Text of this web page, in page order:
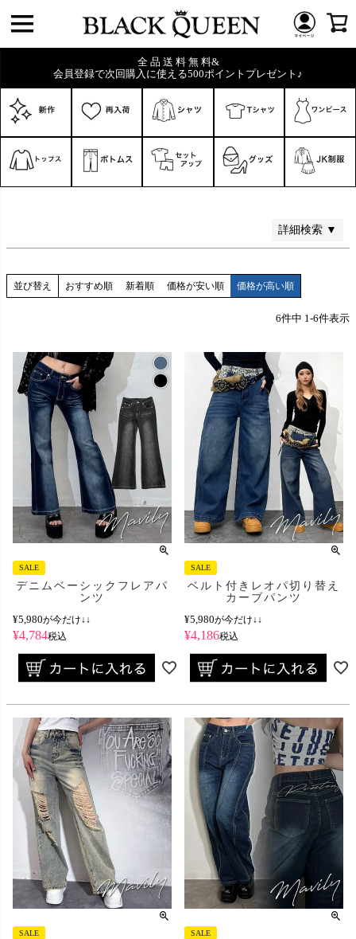
全 品 送 料 無 料&
会員登録で次回購入に使える500ポイントプレゼント♪
詳細検索 ▼
在庫なし商品
商品番号/JANコード
並び替え おすすめ順 新着順 価格が安い順 価格が高い順
6件中 1 -6件表示
SALE
デニムベーシックフレアパ
ンツ
¥5,980が今だけ↓↓
¥4,784税込
SALE
ベルト付きレオパ切り替え
カーブパンツ
¥5,980が今だけ↓↓
¥4,186税込
SALE SALE